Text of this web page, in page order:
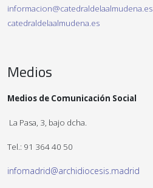
informacion@catedraldelaalmudena.es
catedraldelaalmudena.es
Medios
Medios de Comunicación Social
La Pasa, 3, bajo dcha.
Tel.: 91 364 40 50
infomadrid@archidiocesis.madrid